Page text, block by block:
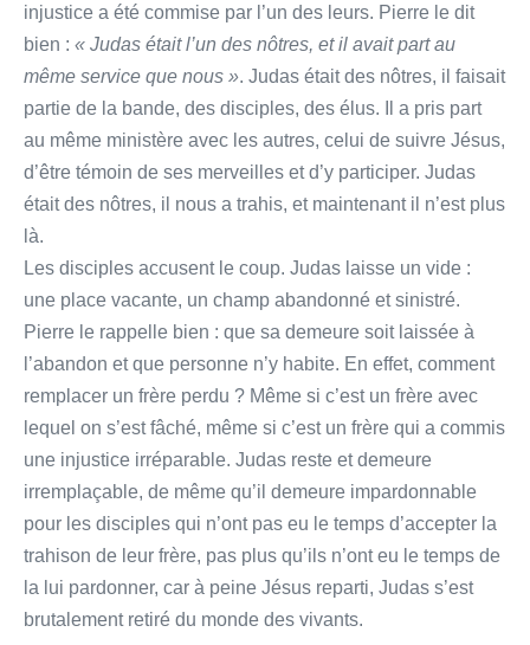
injustice a été commise par l’un des leurs. Pierre le dit
bien : « Judas était l’un des nôtres, et il avait part au
même service que nous ». Judas était des nôtres, il faisait
partie de la bande, des disciples, des élus. Il a pris part
au même ministère avec les autres, celui de suivre Jésus,
d’être témoin de ses merveilles et d’y participer. Judas
était des nôtres, il nous a trahis, et maintenant il n’est plus
là.
Les disciples accusent le coup. Judas laisse un vide :
une place vacante, un champ abandonné et sinistré.
Pierre le rappelle bien : que sa demeure soit laissée à
l’abandon et que personne n’y habite. En effet, comment
remplacer un frère perdu ? Même si c’est un frère avec
lequel on s’est fâché, même si c’est un frère qui a commis
une injustice irréparable. Judas reste et demeure
irremplaçable, de même qu’il demeure impardonnable
pour les disciples qui n’ont pas eu le temps d’accepter la
trahison de leur frère, pas plus qu’ils n’ont eu le temps de
la lui pardonner, car à peine Jésus reparti, Judas s’est
brutalement retiré du monde des vivants.